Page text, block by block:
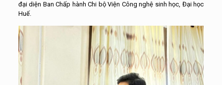
đại diện Ban Chấp hành Chi bộ Viện Công nghệ sinh học, Đại học
Huế.